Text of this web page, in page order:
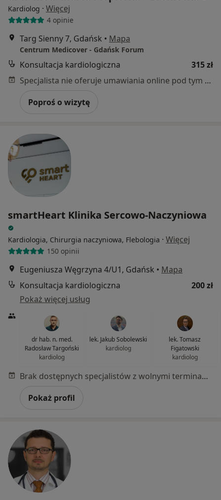
Kardiolog · Więcej
4 opinie
Targ Sienny 7, Gdańsk • Mapa
Centrum Medicover - Gdańsk Forum
Konsultacja kardiologiczna
315 zł
Specjalista nie oferuje umawiania online pod tym adresem.
Poproś o wizytę
smartHeart Klinika Sercowo-Naczyniowa
Kardiologia, Chirurgia naczyniowa, Flebologia · Więcej
150 opinii
Eugeniusza Węgrzyna 4/U1, Gdańsk • Mapa
Konsultacja kardiologiczna
200 zł
Pokaż więcej usług
dr hab. n. med.
Radosław Targoński
kardiolog
lek. Jakub Sobolewski
kardiolog
lek. Tomasz
Figatowski
kardiolog
Brak dostępnych specjalistów z wolnymi terminami w tym centrum medycznym.
Pokaż profil